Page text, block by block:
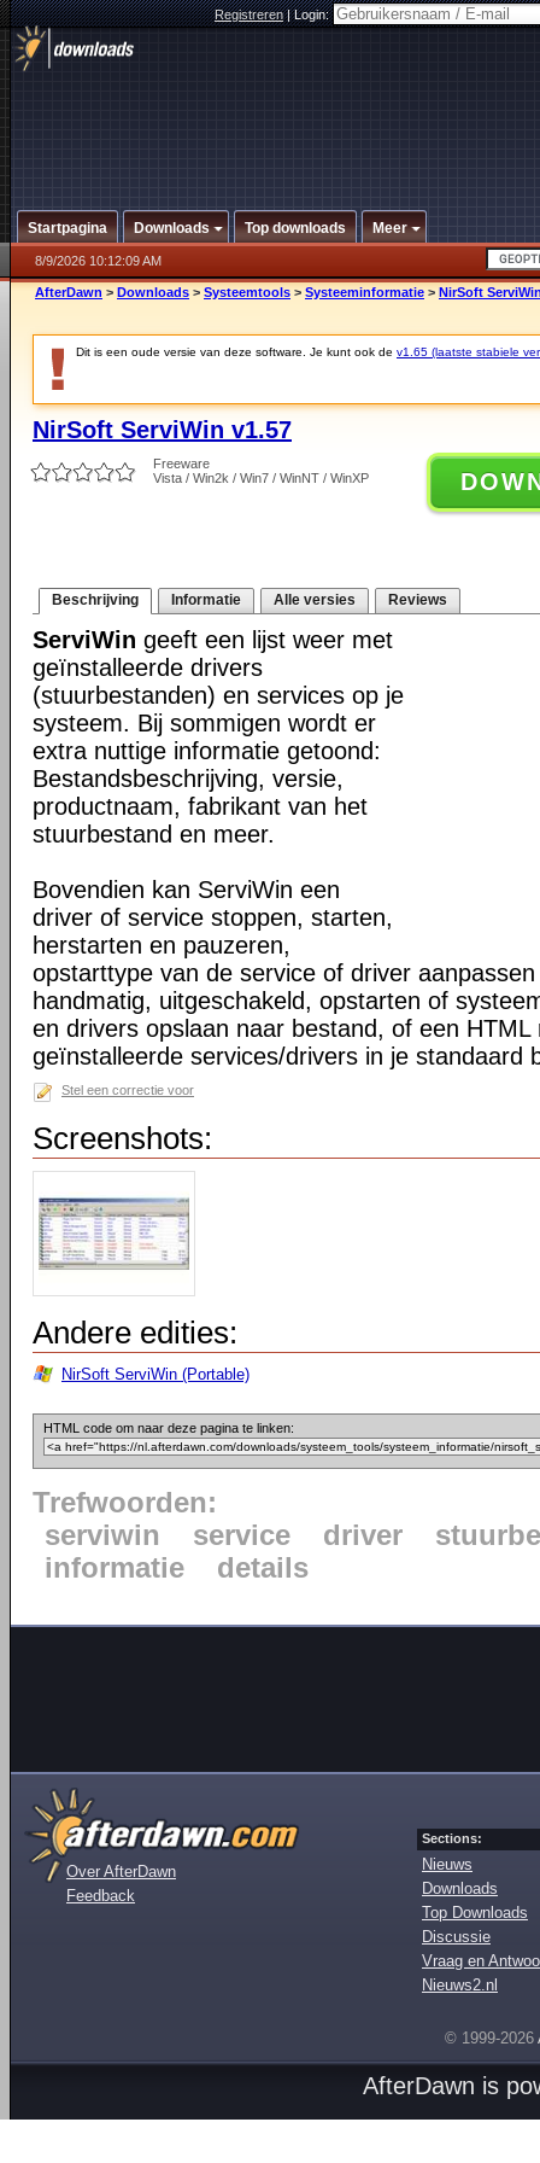
Registreren|Login:
Startpagina Downloads Top downloads Meer
8/9/2026 10:12:09 AM
AfterDawn > Downloads > Systeemtools > Systeeminformatie > NirSoft
Dit is een oude versie van deze software. Je kunt ook de v1.65 (laatste stabiele
NirSoft ServiWin v1.57
Freeware
Vista / Win2k / Win7 / WinNT / WinXP
Beschrijving Informatie Alle versies Reviews
ServiWin geeft een lijst weer met
geïnstalleerde drivers
(stuurbestanden) en services op je
systeem. Bij sommigen wordt er
extra nuttige informatie getoond:
Bestandsbeschrijving, versie,
productnaam, fabrikant van het
stuurbestand en meer.
Bovendien kan ServiWin een
driver of service stoppen, starten,
herstarten en pauzeren,
opstarttype van de service of driver
handmatig, uitgeschakeld, opstarten of
en drivers opslaan naar bestand, of een
geïnstalleerde services/drivers in je standaard
Stel een correctie voor
Screenshots:
Andere edities:
NirSoft ServiWin (Portable)
HTML code om naar deze pagina te linken:
Trefwoorden:
serviwin
service driver
informatie
details
Over AfterDawn
Feedback
Sections:
Nieuws
Downloads
Top Downloads
Discussie
Vraag en
Nieuws2.nl
© 1999-2026
AfterDawn is